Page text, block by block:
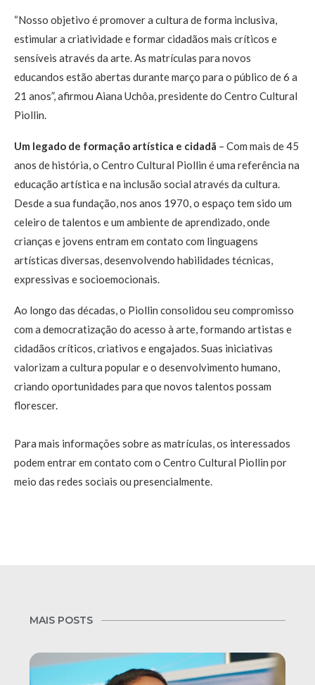
“Nosso objetivo é promover a cultura de forma inclusiva,
estimular a criatividade e formar cidadãos mais críticos e
sensíveis através da arte. As matrículas para novos
educandos estão abertas durante março para o público de 6 a
21 anos”, afirmou Aiana Uchôa, presidente do Centro Cultural
Piollin.
Um legado de formação artística e cidadã – Com mais de 45
anos de história, o Centro Cultural Piollin é uma referência na
educação artística e na inclusão social através da cultura.
Desde a sua fundação, nos anos 1970, o espaço tem sido um
celeiro de talentos e um ambiente de aprendizado, onde
crianças e jovens entram em contato com linguagens
artísticas diversas, desenvolvendo habilidades técnicas,
expressivas e socioemocionais.
Ao longo das décadas, o Piollin consolidou seu compromisso
com a democratização do acesso à arte, formando artistas e
cidadãos críticos, criativos e engajados. Suas iniciativas
valorizam a cultura popular e o desenvolvimento humano,
criando oportunidades para que novos talentos possam
florescer.
Para mais informações sobre as matrículas, os interessados
podem entrar em contato com o Centro Cultural Piollin por
meio das redes sociais ou presencialmente.
MAIS POSTS